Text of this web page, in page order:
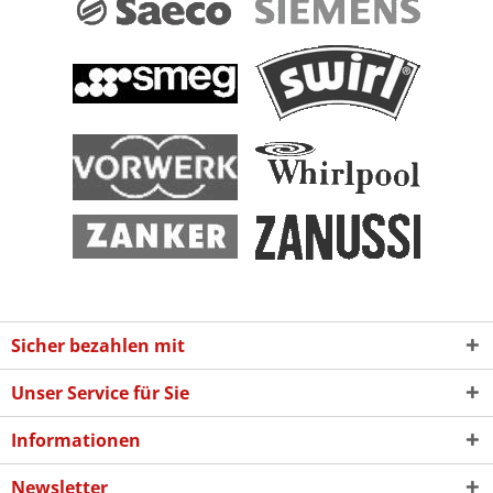
Sicher bezahlen mit
Unser Service für Sie
Informationen
Newsletter